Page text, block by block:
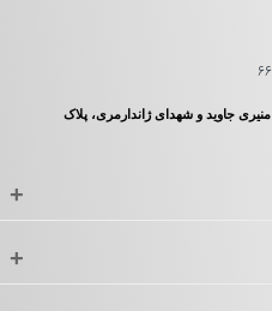
منیری جاوید و شهدای ژاندارمری، پلاک
+
+